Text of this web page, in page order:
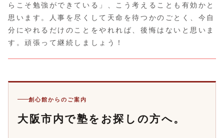
らこそ勉強ができている」、こう考えることも有効かと
思います。人事を尽くして天命を待つかのごとく、今自
分にやれるだけのことをやれれば、後悔はないと思いま
す。頑張って継続しましょう！
創心館からのご案内
大阪市内で塾をお探しの方へ。